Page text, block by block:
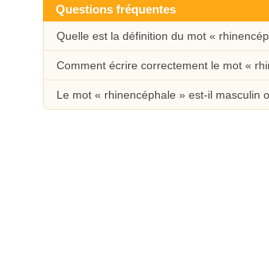
Questions fréquentes
Quelle est la définition du mot «
Comment écrire correctement le mot «
Le mot « rhinencéphale » est-il masculin